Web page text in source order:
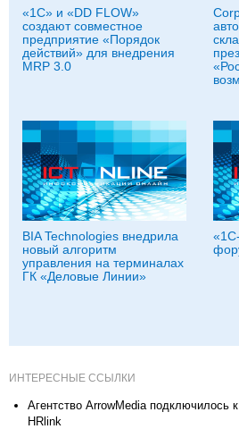
«1С» и «DD FLOW»
создают совместное
предприятие «Порядок
действий» для внедрения
MRP 3.0
BIA Technologies внедрила
новый алгоритм
управления на терминалах
ГК «Деловые Линии»
ИНТЕРЕСНЫЕ ССЫЛКИ
Агентство ArrowMedia
HRlink